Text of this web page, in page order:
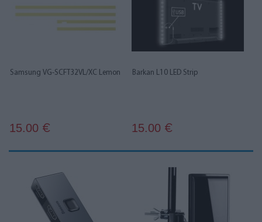
Samsung VG-SCFT32VL/XC Lemon
15.00 €
Barkan L10 LED Strip
15.00 €